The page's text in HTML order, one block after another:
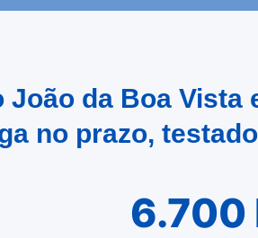
da Boa Vista
no prazo,
6.700